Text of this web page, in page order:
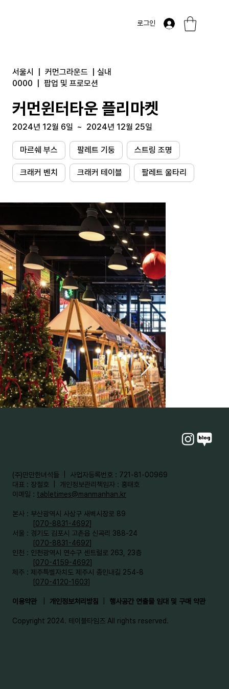
로그인
서울시 커먼그라운드
실내
0000
팝업 및 프로모션
커먼윈터타운 플리마켓
2024년 12월 6일 ~ 2024년 12월 25일
마르쉐 부스 팔레트 기둥 스트링 조명
크래커 벤치 크래커 테이블 팔레트 울타리
​(주)만만한녀석들 | 사업자등록번호 : 721-81-00969
대표 : 장철호 | 개인정보관리책임자 : 홍태호
이메일 : tabletimes@manmanhan.kr
본사 : 부산광역시 사상구 새벽시장로 89
[070-8831-4692]
서울 : 경기도 김포시 고촌읍 신곡리 388-24
[070-8831-4692]
인천 : 인천광역시 연수구 센트럴로 263, 23층
[070-4159-4692]​
제주 : 제주특별자치도 제주시 종인내길 254-8
[070-4120-1603]
이용약관 개인정보처리방침 행사공간 연출물 임대 및 구매 약관
Copyright 2024. 테이블타임즈 All rights reserved.